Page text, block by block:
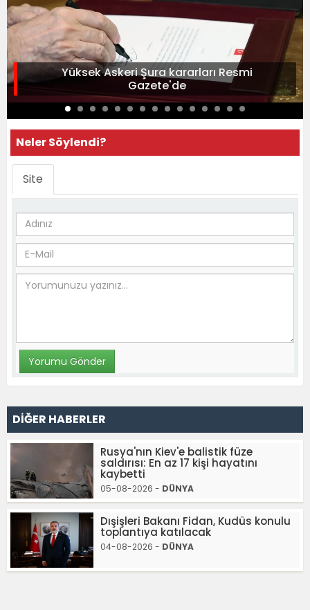
Yüksek Askeri Şura kararları Resmi
Gazete'de
Neler Söylendi?
Site
DİĞER HABERLER
Rusya'nın Kiev'e balistik füze
saldırısı: En az 17 kişi hayatını
kaybetti
05-08-2026 - DÜNYA
Dışişleri Bakanı Fidan, Kudüs konulu
toplantıya katılacak
04-08-2026 - DÜNYA